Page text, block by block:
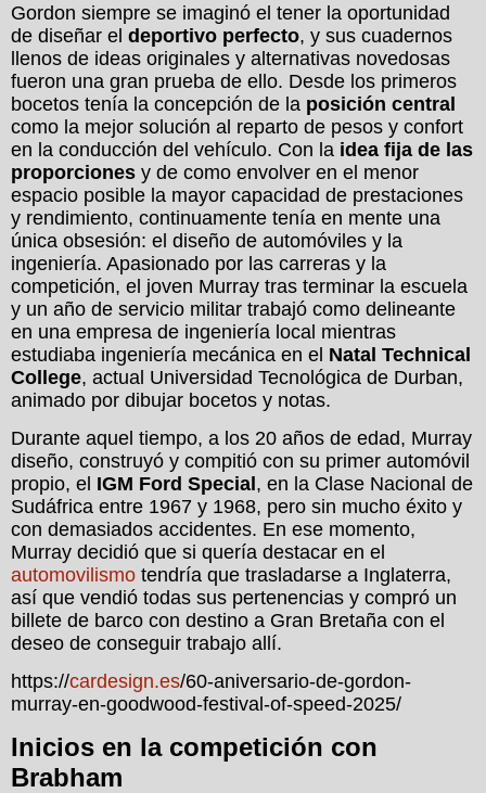
Gordon siempre se imaginó el tener la oportunidad
de diseñar el deportivo perfecto, y sus cuadernos
llenos de ideas originales y alternativas novedosas
fueron una gran prueba de ello. Desde los primeros
bocetos tenía la concepción de la posición central
como la mejor solución al reparto de pesos y confort
en la conducción del vehículo. Con la idea fija de las
proporciones y de como envolver en el menor
espacio posible la mayor capacidad de prestaciones
y rendimiento, continuamente tenía en mente una
única obsesión: el diseño de automóviles y la
ingeniería. Apasionado por las carreras y la
competición, el joven Murray tras terminar la escuela
y un año de servicio militar trabajó como delineante
en una empresa de ingeniería local mientras
estudiaba ingeniería mecánica en el Natal Technical
College, actual Universidad Tecnológica de Durban,
animado por dibujar bocetos y notas.
Durante aquel tiempo, a los 20 años de edad, Murray
diseño, construyó y compitió con su primer automóvil
propio, el IGM Ford Special , en la Clase Nacional de
Sudáfrica entre 1967 y 1968, pero sin mucho éxito y
con demasiados accidentes. En ese momento,
Murray decidió que si quería destacar en el
automovilismo tendría que trasladarse a Inglaterra,
así que vendió todas sus pertenencias y compró un
billete de barco con destino a Gran Bretaña con el
deseo de conseguir trabajo allí.
https://cardesign.es/60-aniversario-de-gordon-
murray-en-goodwood-festival-of-speed-2025/
Inicios en la competición con
Brabham